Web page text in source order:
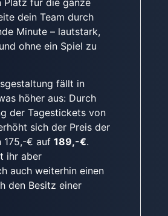
dein Team durch
Minute – lautstark,
ohne ein Spiel zu
fällt in
höher aus: Durch
der Tagestickets von
sich der Preis der
175,-€ auf 189,-€.
ihr aber
auch weiterhin einen
den Besitz einer